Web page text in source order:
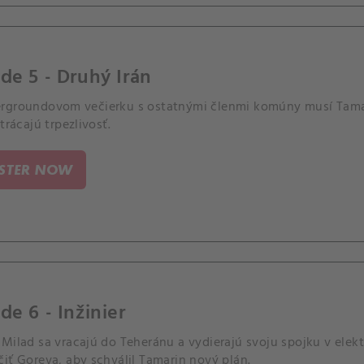
5 - Druhý Irán
večierku s ostatnými členmi komúny musí
trpezlivosť.
NOW
6 - Inžinier
sa vracajú do Teheránu a vydierajú svoju spojku v